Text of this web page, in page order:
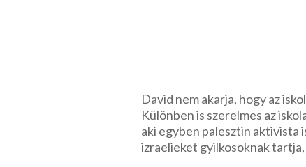
David nem akarja, hogy az
Különben is szerelmes az
aki egyben palesztin aktivista
izraelieket gyilkosoknak